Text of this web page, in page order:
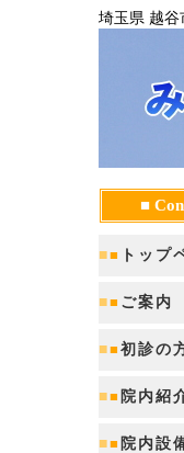
埼玉県 越谷
■
■■ トップ
■■ ご案内
■■ 初診の
■■ 院内紹
■■ 院内設